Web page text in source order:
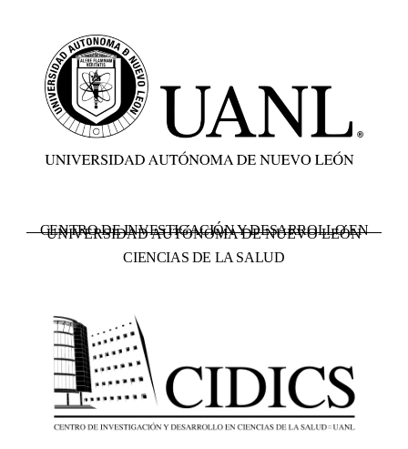
UNIVERSIDAD AUTÓNOMA DE NUEVO LEÓN
CENTRO DE INVESTIGACIÓN Y DESARROLLO EN
CIENCIAS DE LA SALUD